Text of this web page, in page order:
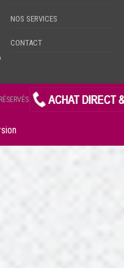
NOS SERVICES
CONTACT